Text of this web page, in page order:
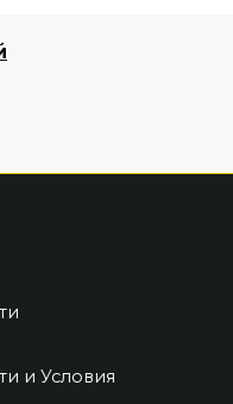
и Условия